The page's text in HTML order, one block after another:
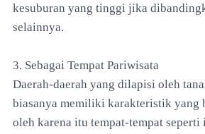
kesuburan yang tinggi jika
selainnya.
3. Sebagai Tempat Pariwisata
Daerah-daerah yang dilapisi oleh
biasanya memiliki karakteristik yang
oleh karena itu tempat-tempat